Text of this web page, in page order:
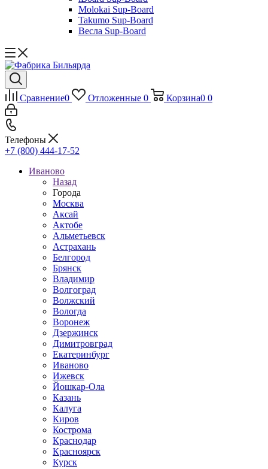
Molokai Sup-Board
Takumo Sup-Board
Весла Sup-Board
Сравнение0 Отложенные 0 Корзина0 0
Телефоны
+7 (800) 444-17-52
Иваново
Назад
Города
Москва
Аксай
Актобе
Альметьевск
Астрахань
Белгород
Брянск
Владимир
Волгоград
Волжский
Вологда
Воронеж
Дзержинск
Димитровград
Екатеринбург
Иваново
Ижевск
Йошкар-Ола
Казань
Калуга
Киров
Кострома
Краснодар
Красноярск
Курск